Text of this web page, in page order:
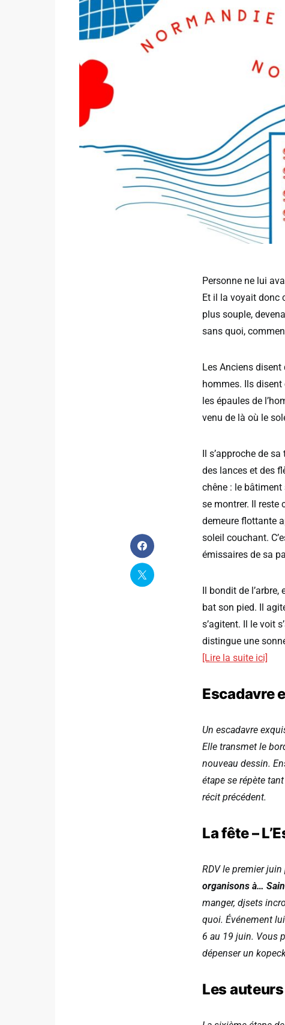
Personne ne lui
Et il la voyait donc
plus souple,
sans quoi,
Les Anciens disent
hommes. Ils
les épaules de
venu de là où le
Il s’approche de
des lances et des
chêne : le bâtiment
se montrer. Il reste
demeure flottante
soleil couchant.
émissaires de sa
Il bondit de
bat son pied. Il
s’agitent. Il le voit
distingue une
[Lire la suite ici]
Escadavre
Un escadavre
Elle transmet le
nouveau dessin.
étape se répète
récit précédent.
La fête –
RDV le premier juin
organisons à…
manger, djsets
quoi. Événement
6 au 19 juin. Vous
dépenser un
Les auteurs